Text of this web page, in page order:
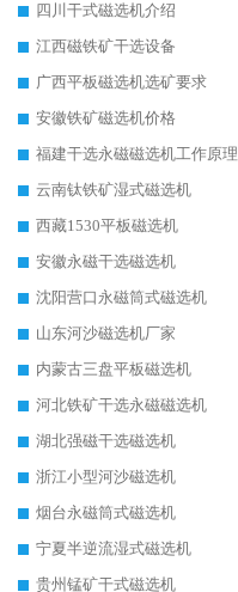
四川干式磁选机介绍
江西磁铁矿干选设备
广西平板磁选机选矿要求
安徽铁矿磁选机价格
福建干选永磁磁选机工作原理
云南钛铁矿湿式磁选机
西藏1530平板磁选机
安徽永磁干选磁选机
沈阳营口永磁筒式磁选机
山东河沙磁选机厂家
内蒙古三盘平板磁选机
河北铁矿干选永磁磁选机
湖北强磁干选磁选机
浙江小型河沙磁选机
烟台永磁筒式磁选机
宁夏半逆流湿式磁选机
贵州锰矿干式磁选机